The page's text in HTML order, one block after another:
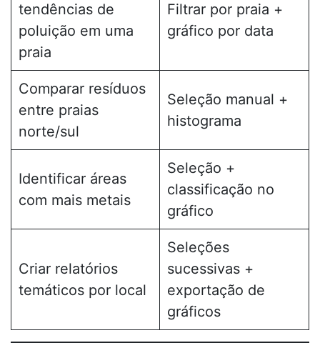
tendências de
poluição em uma
praia
Filtrar por praia +
gráfico por data
Comparar resíduos
entre praias
norte/sul
Seleção manual +
histograma
Identificar áreas
com mais metais
Seleção +
classificação no
gráfico
Criar relatórios
temáticos por local
Seleções
sucessivas +
exportação de
gráficos